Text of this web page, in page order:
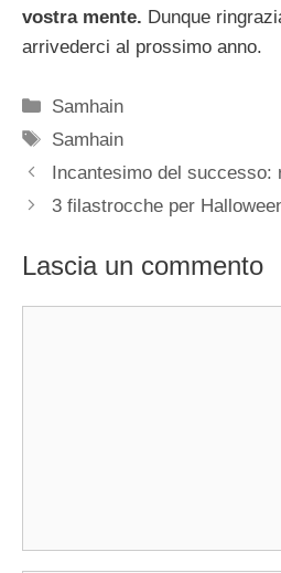
vostra mente. Dunque
arrivederci al prossimo anno.
Categorie
Samhain
Tag
Samhain
Incantesimo del successo:
3 filastrocche per
Lascia un commento